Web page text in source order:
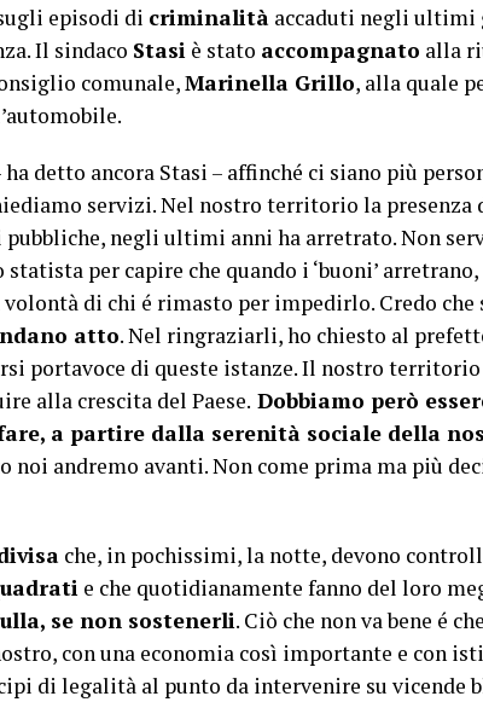
episodi di criminalità accaduti negli ultimi
Il sindaco Stasi è stato accompagnato alla
comunale,Marinella Grillo, alla quale
ha detto ancora Stasi – affinché ci siano più
servizi. Nel nostro territorio la presenza
negli ultimi anni ha arretrato. Non
per capire che quando i ‘buoni’ arretrano,
volontà di chi é rimasto per impedirlo. Credo
atto. Nel ringraziarli, ho chiesto al
portavoce di queste istanze. Il nostro
alla crescita del Paese. Dobbiamo però
a partire dalla serenità sociale della
noi andremo avanti. Non come prima ma più
che, in pochissimi, la notte, devono
e che quotidianamente fanno del loro
se non sostenerli. Ciò che non va bene é
con una economia così importante e con
di legalità al punto da intervenire su vicende